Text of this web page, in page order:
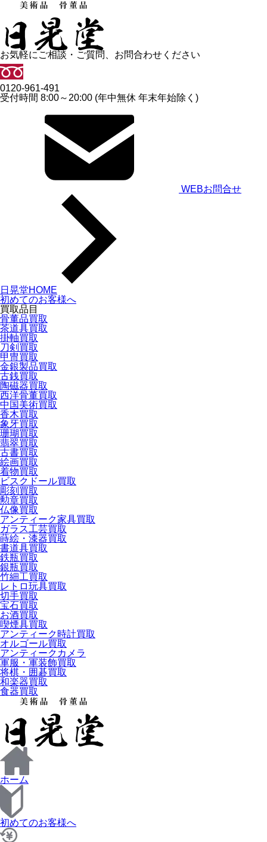
お気軽にご相談・ご質問、お問合わせください
0120-961-491
受付時間 8:00～20:00 (年中無休 年末年始除く)
WEBお問合せ
日晃堂HOME
初めてのお客様へ
買取品目
骨董品買取
茶道具買取
掛軸買取
刀剣買取
甲冑買取
金銀製品買取
古銭買取
陶磁器買取
西洋骨董買取
中国美術買取
香木買取
象牙買取
珊瑚買取
翡翠買取
古書買取
絵画買取
着物買取
ビスクドール買取
彫刻買取
勲章買取
仏像買取
アンティーク家具買取
ガラス工芸買取
蒔絵・漆器買取
書道具買取
鉄瓶買取
銀瓶買取
竹細工買取
レトロ玩具買取
切手買取
宝石買取
お酒買取
喫煙具買取
アンティーク時計買取
オルゴール買取
アンティークカメラ
軍服・軍装飾買取
将棋・囲碁買取
和楽器買取
食器買取
ホーム
初めてのお客様へ